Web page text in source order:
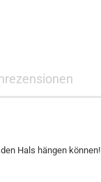
Hals hängen können!